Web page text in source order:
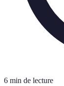
6 min de lecture